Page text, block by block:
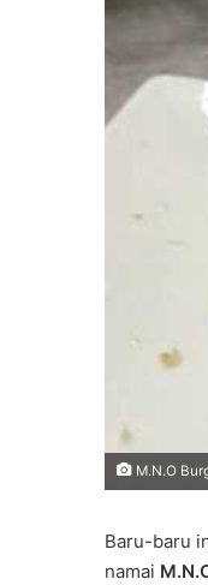
M.N.O
Baru-baru
namai